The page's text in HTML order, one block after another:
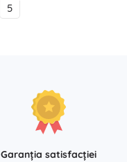
5
Garanția satisfacției